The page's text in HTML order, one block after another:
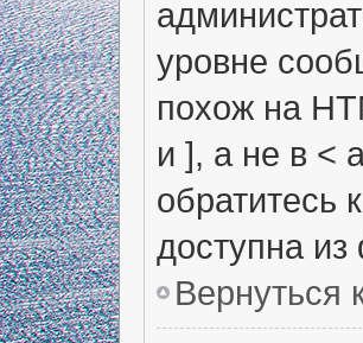
уровне
похож на
и ], а не в <
обратитесь
доступна
Вернуться